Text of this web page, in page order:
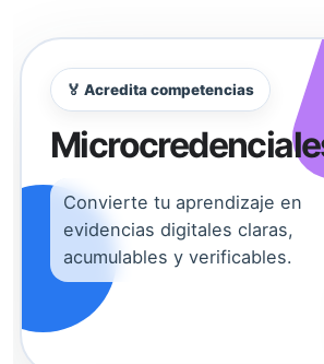
🏅 Acredita competencias
Convierte tu aprendizaje en
evidencias digitales claras,
acumulables y verificables.